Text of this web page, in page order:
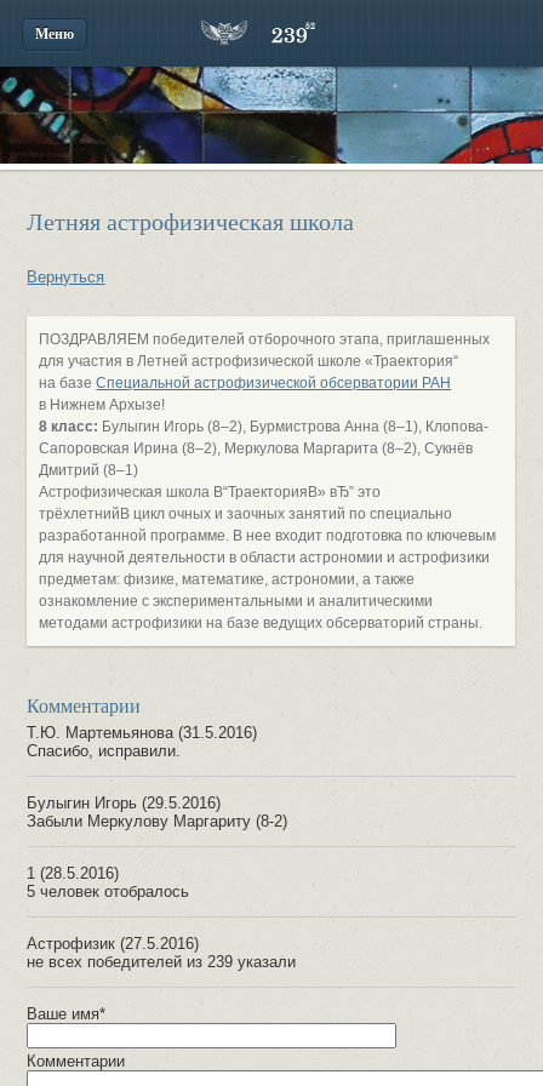
Меню
Летняя астрофизическая школа
Вернуться
ПОЗДРАВЛЯЕМ победителей отборочного этапа, приглашенных
для участия в Летней астрофизической школе «Траектория“
на базеСпециальной астрофизической обсерватории РАН
в Нижнем Архызе!
8 класс: Булыгин Игорь (8–2), Бурмистрова Анна (8–1), Клопова-
Сапоровская Ирина (8–2), Меркулова Маргарита (8–2), Сукнёв
Дмитрий (8–1)
Астрофизическая школа В“ТраекторияВ» вЂ” это
трёхлетнийВ цикл очных и заочных занятий по специально
разработанной программе. В нее входит подготовка по ключевым
для научной деятельности в области астрономии и астрофизики
предметам: физике, математике, астрономии, а также
ознакомление с экспериментальными и аналитическими
методами астрофизики на базе ведущих обсерваторий страны.
Комментарии
Т.Ю. Мартемьянова (31.5.2016)
Спасибо, исправили.
Булыгин Игорь (29.5.2016)
Забыли Меркулову Маргариту (8-2)
1 (28.5.2016)
5 человек отобралось
Астрофизик (27.5.2016)
не всех победителей из 239 указали
Ваше имя*
Комментарии